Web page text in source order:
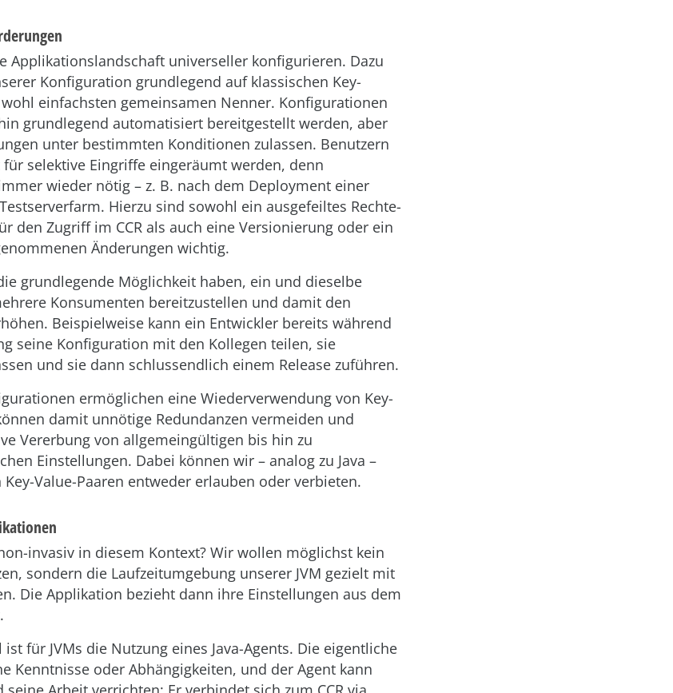
Applikationslandschaft universeller konfigurieren. Dazu
Konfiguration grundlegend auf klassischen Key-
einfachsten gemeinsamen Nenner. Konfigurationen
grundlegend automatisiert bereitgestellt werden, aber
unter bestimmten Konditionen zulassen. Benutzern
selektive Eingriffe eingeräumt werden, denn
wieder nötig – z. B. nach dem Deployment einer
Hierzu sind sowohl ein ausgefeiltes Rechte-
den Zugriff im CCR als auch eine Versionierung oder ein
Änderungen wichtig.
grundlegende Möglichkeit haben, ein und dieselbe
Konsumenten bereitzustellen und damit den
Beispielweise kann ein Entwickler bereits während
seine Konfiguration mit den Kollegen teilen, sie
und sie dann schlussendlich einem Release zuführen.
ermöglichen eine Wiederverwendung von Key-
damit unnötige Redundanzen vermeiden und
Vererbung von allgemeingültigen bis hin zu
Einstellungen. Dabei können wir – analog zu Java –
Value-Paaren entweder erlauben oder verbieten.
invasiv in diesem Kontext? Wir wollen möglichst kein
sondern die Laufzeitumgebung unserer JVM gezielt mit
Die Applikation bezieht dann ihre Einstellungen aus dem
für JVMs die Nutzung eines Java-Agents. Die eigentliche
Kenntnisse oder Abhängigkeiten, und der Agent kann